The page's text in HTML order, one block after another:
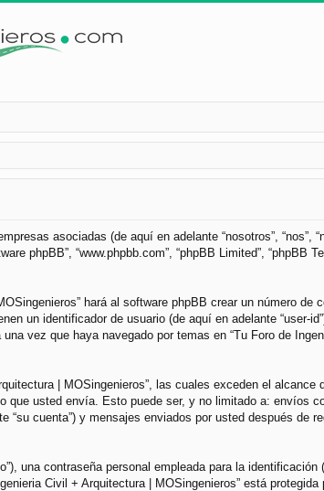
asociadas (de aquí en adelante “nosotros”, “nos”,
phpBB”, “www.phpbb.com”, “phpBB Limited”, “phpBB
hará al software phpBB crear un número
un identificador de usuario (de aquí en adelante “user-
vez que haya navegado por temas en “Tu Foro de
| MOSingenieros”, las cuales exceden el
usted envía. Esto puede ser, y no limitado a: envíos
“su cuenta”) y mensajes enviados por usted después de
una contraseña personal empleada para la identificación
Civil + Arquitectura | MOSingenieros” está